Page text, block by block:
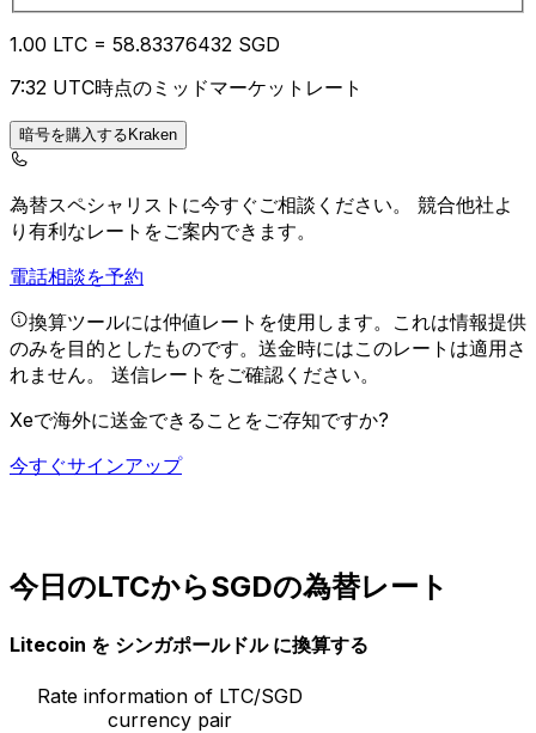
1.00 LTC = 58.83376432 SGD
7:32 UTC時点のミッドマーケットレート
暗号を購入するKraken
為替スペシャリストに今すぐご相談ください。 競合他社よ
り有利なレートをご案内できます。
電話相談を予約
換算ツールには仲値レートを使用します。これは情報提供
のみを目的としたものです。送金時にはこのレートは適用さ
れません。 送信レートをご確認ください。
Xeで海外に送金できることをご存知ですか?
今すぐサインアップ
今日のLTCからSGDの為替レート
Litecoin を シンガポールドル に換算する
Rate information of LTC/SGD
currency pair